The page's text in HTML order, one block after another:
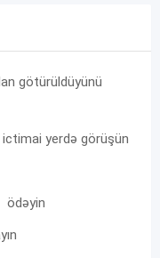
götürüldüyünü
ictimai yerdə görüşün
ödəyin